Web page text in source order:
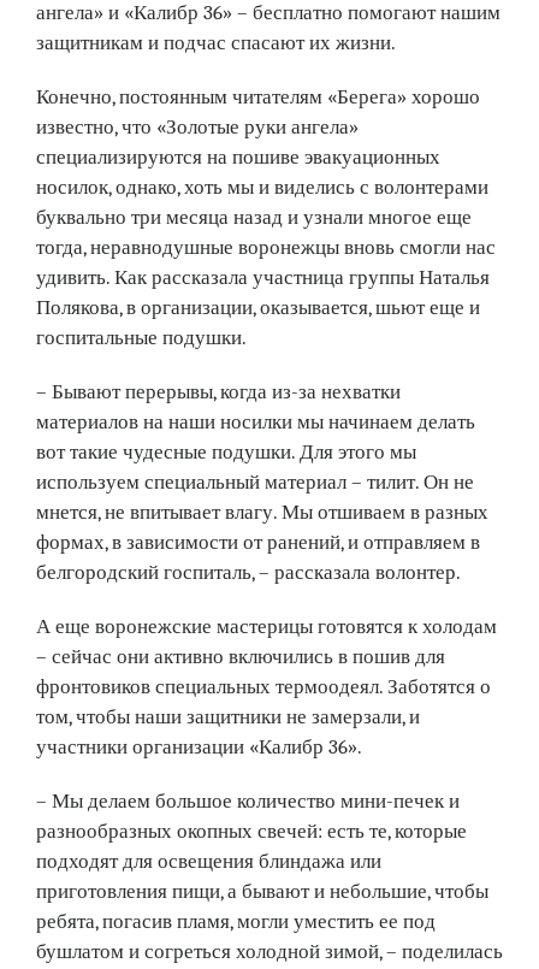
ангела» и «Калибр 36» – бесплатно помогают нашим
защитникам и подчас спасают их жизни.
Конечно, постоянным читателям «Берега» хорошо
известно, что «Золотые руки ангела»
специализируются на пошиве эвакуационных
носилок, однако, хоть мы и виделись с волонтерами
буквально три месяца назад и узнали многое еще
тогда, неравнодушные воронежцы вновь смогли нас
удивить. Как рассказала участница группы Наталья
Полякова, в организации, оказывается, шьют еще и
госпитальные подушки.
– Бывают перерывы, когда из-за нехватки
материалов на наши носилки мы начинаем делать
вот такие чудесные подушки. Для этого мы
используем специальный материал – тилит. Он не
мнется, не впитывает влагу. Мы отшиваем в разных
формах, в зависимости от ранений, и отправляем в
белгородский госпиталь, – рассказала волонтер.
А еще воронежские мастерицы готовятся к холодам
– сейчас они активно включились в пошив для
фронтовиков специальных термоодеял. Заботятся о
том, чтобы наши защитники не замерзали, и
участники организации «Калибр 36».
– Мы делаем большое количество мини-печек и
разно­образных окопных свечей: есть те, которые
подходят для освещения блиндажа или
приготовления пищи, а бывают и небольшие, чтобы
ребята, погасив пламя, могли уместить ее под
бушлатом и согреться холодной зимой, – поделилась